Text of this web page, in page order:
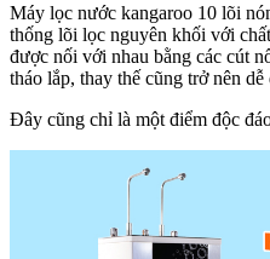
Máy lọc nước kangaroo 10 lõi
thống lõi lọc nguyên khối với
được nối với nhau bằng các cút
tháo lắp, thay thế cũng trở nên dễ
Đây cũng chỉ là một điểm độc